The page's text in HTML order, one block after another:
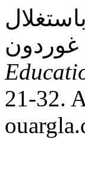
21-32.